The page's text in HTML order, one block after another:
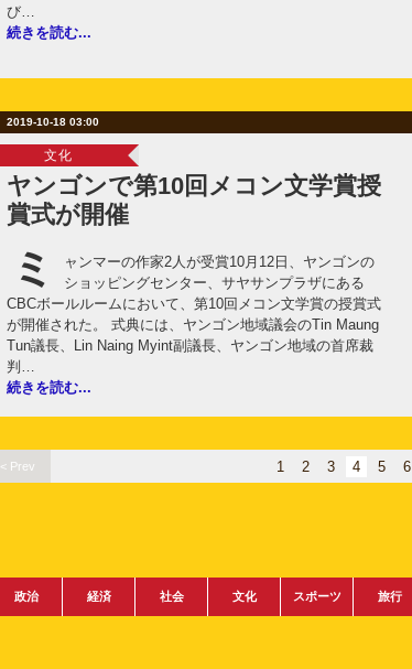
び…
続きを読む...
2019-10-18 03:00
文化
ヤンゴンで第10回メコン文学賞授
賞式が開催
ミ
ャンマーの作家2人が受賞10月12日、ヤンゴンの
ショッピングセンター、サヤサンプラザにある
CBCボールルームにおいて、第10回メコン文学賞の授賞式
が開催された。 式典には、ヤンゴン地域議会のTin Maung
Tun議長、Lin Naing Myint副議長、ヤンゴン地域の首席裁
判…
続きを読む...
< Prev 1 2 3 4 5 6
政治 経済 社会 文化 スポーツ 旅行